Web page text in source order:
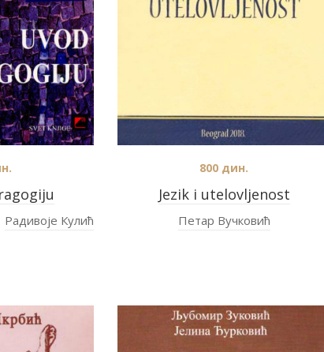
Радивоје Кулић
Jezik i utelovljenost
800 дин.
Петар Вучковић